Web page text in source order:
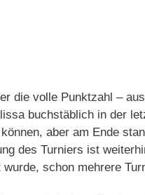
die volle Punktzahl –
buchstäblich in der
aber am Ende
des Turniers ist
schon mehrere